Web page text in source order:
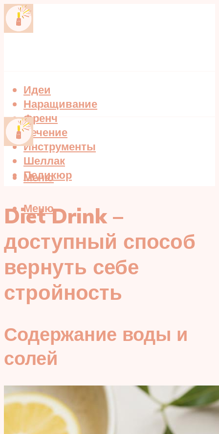
Идеи
Наращивание
Френч
Лечение
Инструменты
Шеллак
Педикюр
Меню
Меню
Diet Drink –
доступный способ
вернуть себе
стройность
Содержание воды и
солей